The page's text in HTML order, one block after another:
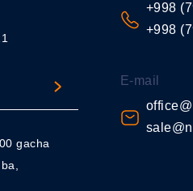
gacha
+998
+998
E-mail